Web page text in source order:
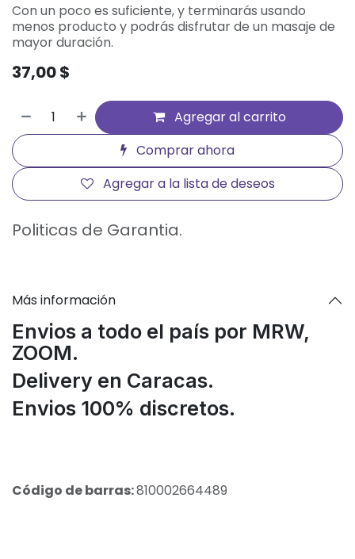
Con un poco es suficiente, y terminarás usando
menos producto y podrás disfrutar de un masaje de
mayor duración.
37,00$
Agregar al carrito
Comprar ahora
Agregar a la lista de deseos
Politicas de Garantia.
Más información
Envios a todo el país por MRW,
ZOOM.
Delivery en Caracas.
Envios 100% discretos.
Código de barras:810002664489